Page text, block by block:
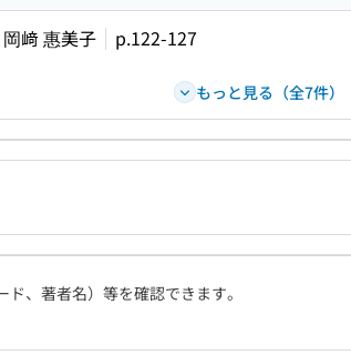
岡﨑 惠美子 p.122-127
もっと見る（全7件）
、著者名）等を確認できます。